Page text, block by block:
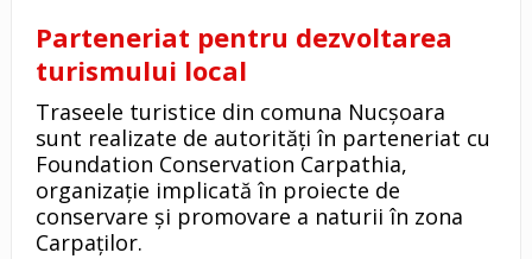
Parteneriat pentru dezvoltarea
turismului local
Traseele turistice din comuna Nucșoara
sunt realizate de autorități în parteneriat cu
Foundation Conservation Carpathia,
organizație implicată în proiecte de
conservare și promovare a naturii în zona
Carpaților.